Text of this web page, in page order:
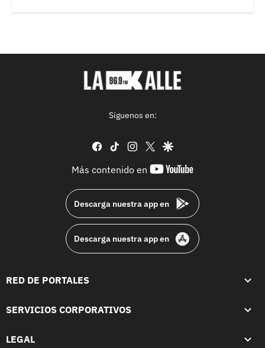
Síguenos en:
facebook
tiktok instagram
twittergoogle
Más contenido en
youtube-
Descarga nuestra app en
Descarga nuestra app en
RED DE PORTALES
SERVICIOS CORPORATIVOS
LEGAL